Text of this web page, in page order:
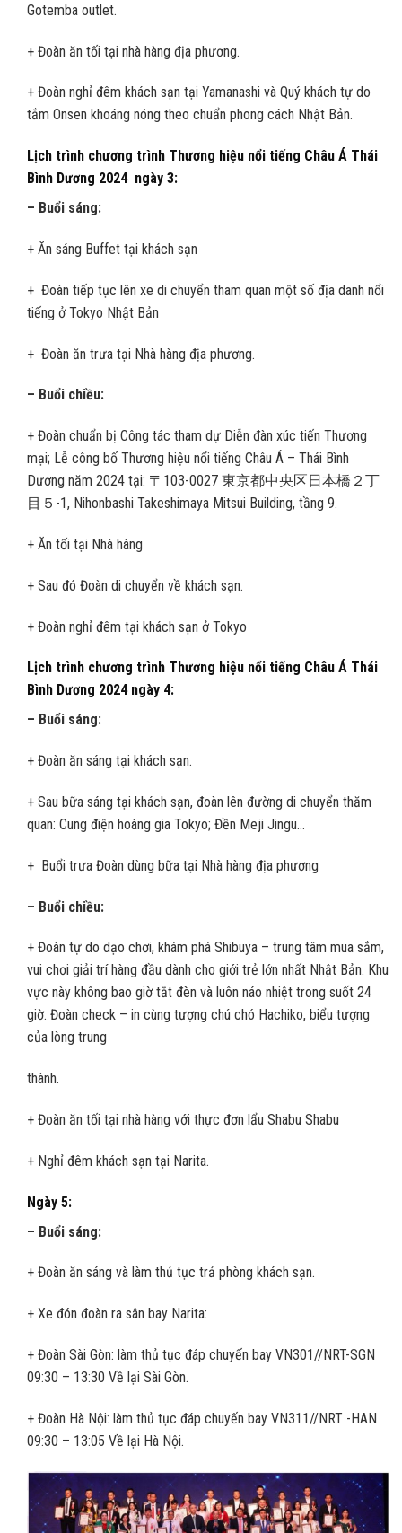
Gotemba outlet.
+ Đoàn ăn tối tại nhà hàng địa phương.
+ Đoàn nghỉ đêm khách sạn tại Yamanashi và Quý khách tự do
tắm Onsen khoáng nóng theo chuẩn phong cách Nhật Bản.
Lịch trình chương trình Thương hiệu nổi tiếng Châu Á Thái
Bình Dương 2024 ngày 3:
– Buổi sáng:
+ Ăn sáng Buffet tại khách sạn
+ Đoàn tiếp tục lên xe di chuyển tham quan một số địa danh nổi
tiếng ở Tokyo Nhật Bản
+ Đoàn ăn trưa tại Nhà hàng địa phương.
– Buổi chiều:
+ Đoàn chuẩn bị Công tác tham dự Diễn đàn xúc tiến Thương
mại; Lễ công bố Thương hiệu nổi tiếng Châu Á – Thái Bình
Dương năm 2024 tại: 〒103-0027 東京都中央区日本橋２丁
目５-1, Nihonbashi Takeshimaya Mitsui Building, tầng 9.
+ Ăn tối tại Nhà hàng
+ Sau đó Đoàn di chuyển về khách sạn.
+ Đoàn nghỉ đêm tại khách sạn ở Tokyo
Lịch trình chương trình Thương hiệu nổi tiếng Châu Á Thái
Bình Dương 2024 ngày 4:
– Buổi sáng:
+ Đoàn ăn sáng tại khách sạn.
+ Sau bữa sáng tại khách sạn, đoàn lên đường di chuyển thăm
quan: Cung điện hoàng gia Tokyo; Đền Meji Jingu…
+ Buổi trưa Đoàn dùng bữa tại Nhà hàng địa phương
– Buổi chiều:
+ Đoàn tự do dạo chơi, khám phá Shibuya – trung tâm mua sắm,
vui chơi giải trí hàng đầu dành cho giới trẻ lớn nhất Nhật Bản. Khu
vực này không bao giờ tắt đèn và luôn náo nhiệt trong suốt 24
giờ. Đoàn check – in cùng tượng chú chó Hachiko, biểu tượng
của lòng trung
thành.
+ Đoàn ăn tối tại nhà hàng với thực đơn lẩu Shabu Shabu
+ Nghỉ đêm khách sạn tại Narita.
Ngày 5:
– Buổi sáng:
+ Đoàn ăn sáng và làm thủ tục trả phòng khách sạn.
+ Xe đón đoàn ra sân bay Narita:
+ Đoàn Sài Gòn: làm thủ tục đáp chuyến bay VN301//NRT-SGN
09:30 – 13:30 Về lại Sài Gòn.
+ Đoàn Hà Nội: làm thủ tục đáp chuyến bay VN311//NRT -HAN
09:30 – 13:05 Về lại Hà Nội.